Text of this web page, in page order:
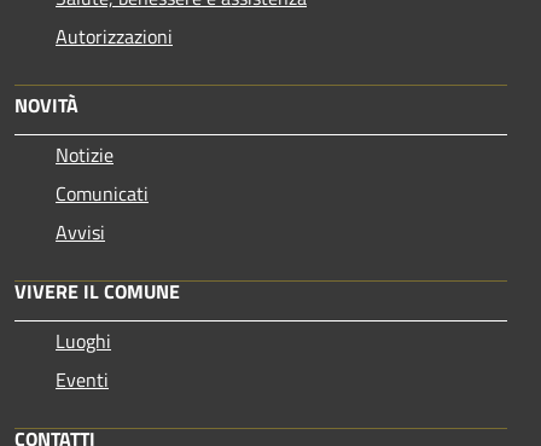
Autorizzazioni
NOVITÀ
Notizie
Comunicati
Avvisi
VIVERE IL COMUNE
Luoghi
Eventi
CONTATTI